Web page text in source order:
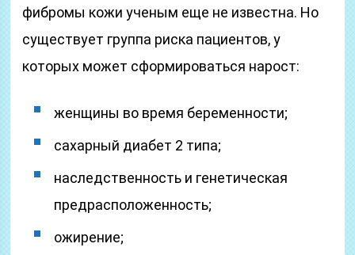
фибромы кожи ученым еще не известна. Но
существует группа риска пациентов, у
которых может сформироваться нарост:
женщины во время беременности;
сахарный диабет 2 типа;
наследственность и генетическая
предрасположенность;
ожирение;